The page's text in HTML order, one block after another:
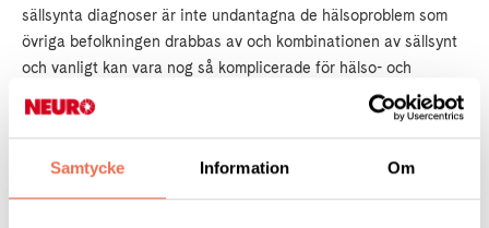
Samtycke Information Om
sällsynta diagnoser är inte undantagna de hälsoproblem som
övriga befolkningen drabbas av och kombinationen av sällsynt
och vanligt kan vara nog så komplicerade för hälso- och
sjukvården att hantera.
biblioteket. Jag är nöjd med mitt liv och har fått förmånen att få
se mina två barn bli vuxna och få egna familjer. Jag har precis